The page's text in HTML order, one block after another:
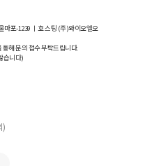
마포-1239 ㅣ 호스팅 (주)와이오엘오
해 문의 접수 부탁드립니다.
습니다)
)